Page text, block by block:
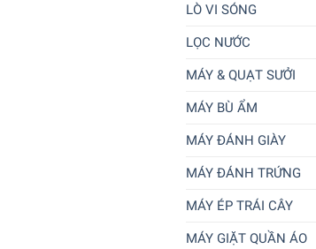
LÒ VI SÓNG
LỌC NƯỚC
MÁY & QUẠT SƯỞI
MÁY BÙ ẨM
MÁY ĐÁNH GIÀY
MÁY ĐÁNH TRỨNG
MÁY ÉP TRÁI CÂY
MÁY GIẶT QUẦN ÁO